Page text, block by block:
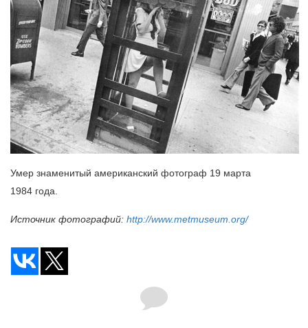
Умер знаменитый американский фотограф 19 марта
1984 года.
Источник фотографий: http://www.metmuseum.org/